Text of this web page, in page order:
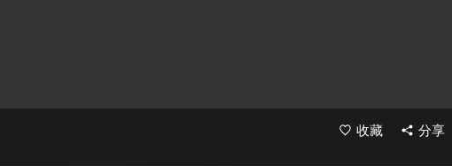
收藏 分享